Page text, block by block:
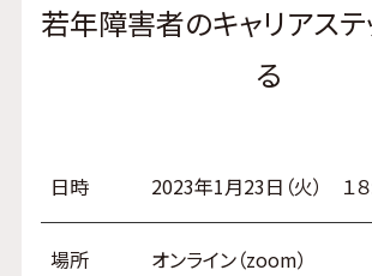
若年障害者のキャリアス
る
日時 2023年1月23日（火） １８:
場所 オンライン（zoom）